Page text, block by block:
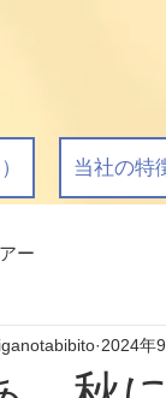
当社の特
ー
2024年